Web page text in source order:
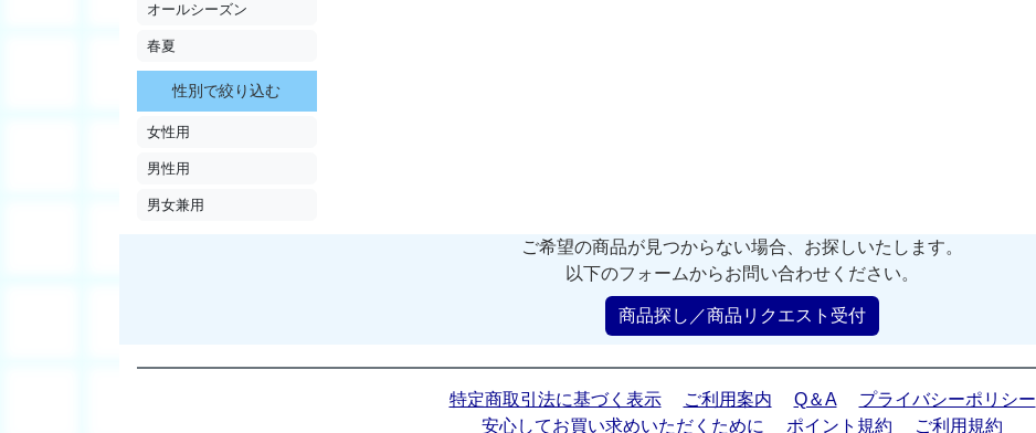
オールシーズン
春夏
性別で絞り込む
女性用
男性用
男女兼用
ご希望の商品が見つからない場合、お探しいたします。
以下のフォームからお問い合わせください。
商品探し／商品リクエスト受付
特定商取引法に基づく表示 ご利用案内 Q＆A
プライバシーポリシー
安心してお買い求めいただくために
ポイント規約 ご利用規約